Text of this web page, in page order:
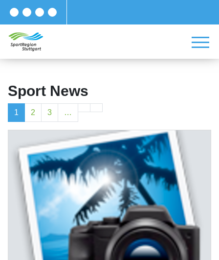
Sport News
1 2 3 …